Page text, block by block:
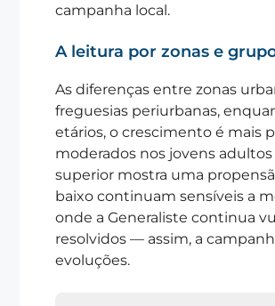
campanha local.
A leitura por zonas e
As diferenças entre zonas
freguesias periurbanas,
etários, o crescimento é mais
moderados nos jovens
superior mostra uma
baixo continuam sensíveis a
onde a Generaliste continua
resolvidos — assim, a
evoluções.